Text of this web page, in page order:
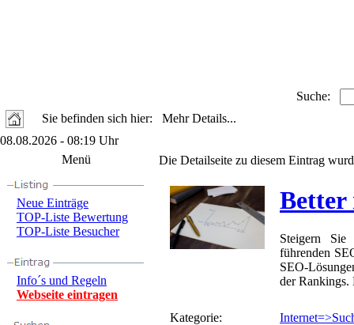
Suche:
Sie befinden sich hier: Mehr Details...
08.08.2026 - 08:19 Uhr
Menü
Neue Einträge
TOP-Liste Bewertung
TOP-Liste Besucher
Info´s und Regeln
Webseite eintragen
Die Detailseite zu diesem Eintrag
Steigern
führenden
SEO-
der Rankings.
Kategorie: